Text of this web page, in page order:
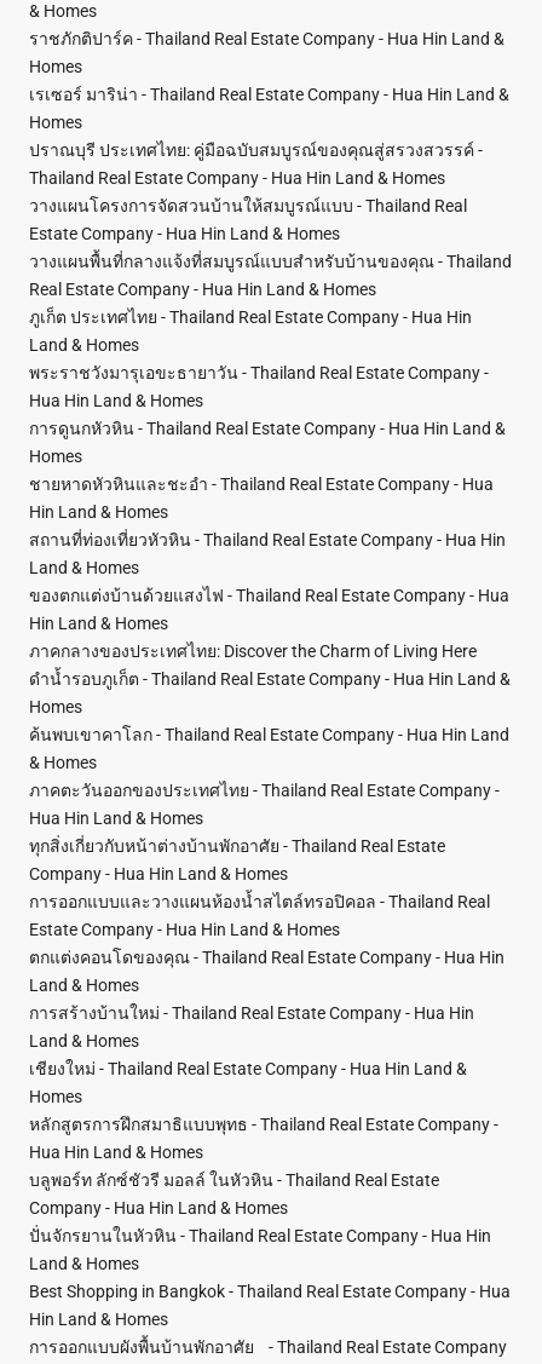
& Homes
ราชภักติปาร์ค - Thailand Real Estate Company - Hua Hin Land &
Homes
เรเซอร์ มาริน่า - Thailand Real Estate Company - Hua Hin Land &
Homes
ปราณบุรี ประเทศไทย: คู่มือฉบับสมบูรณ์ของคุณสู่สรวงสวรรค์ -
Thailand Real Estate Company - Hua Hin Land & Homes
วางแผนโครงการจัดสวนบ้านให้สมบูรณ์แบบ - Thailand Real
Estate Company - Hua Hin Land & Homes
วางแผนพื้นที่กลางแจ้งที่สมบูรณ์แบบสำหรับบ้านของคุณ - Thailand
Real Estate Company - Hua Hin Land & Homes
ภูเก็ต ประเทศไทย - Thailand Real Estate Company - Hua Hin
Land & Homes
พระราชวังมารุเอขะธายาวัน - Thailand Real Estate Company -
Hua Hin Land & Homes
การดูนกหัวหิน - Thailand Real Estate Company - Hua Hin Land &
Homes
ชายหาดหัวหินและชะอำ - Thailand Real Estate Company - Hua
Hin Land & Homes
สถานที่ท่องเที่ยวหัวหิน - Thailand Real Estate Company - Hua Hin
Land & Homes
ของตกแต่งบ้านด้วยแสงไฟ - Thailand Real Estate Company - Hua
Hin Land & Homes
ภาคกลางของประเทศไทย: Discover the Charm of Living Here
ดำน้ำรอบภูเก็ต - Thailand Real Estate Company - Hua Hin Land &
Homes
ค้นพบเขาคาโลก - Thailand Real Estate Company - Hua Hin Land
& Homes
ภาคตะวันออกของประเทศไทย - Thailand Real Estate Company -
Hua Hin Land & Homes
ทุกสิ่งเกี่ยวกับหน้าต่างบ้านพักอาศัย - Thailand Real Estate
Company - Hua Hin Land & Homes
การออกแบบและวางแผนห้องน้ำสไตล์ทรอปิคอล - Thailand Real
Estate Company - Hua Hin Land & Homes
ตกแต่งคอนโดของคุณ - Thailand Real Estate Company - Hua Hin
Land & Homes
การสร้างบ้านใหม่ - Thailand Real Estate Company - Hua Hin
Land & Homes
เชียงใหม่ - Thailand Real Estate Company - Hua Hin Land &
Homes
หลักสูตรการฝึกสมาธิแบบพุทธ - Thailand Real Estate Company -
Hua Hin Land & Homes
บลูพอร์ท ลักซ์ชัวรี มอลล์ ในหัวหิน - Thailand Real Estate
Company - Hua Hin Land & Homes
ปั่นจักรยานในหัวหิน - Thailand Real Estate Company - Hua Hin
Land & Homes
Best Shopping in Bangkok - Thailand Real Estate Company - Hua
Hin Land & Homes
การออกแบบผังพื้นบ้านพักอาศัย - Thailand Real Estate Company